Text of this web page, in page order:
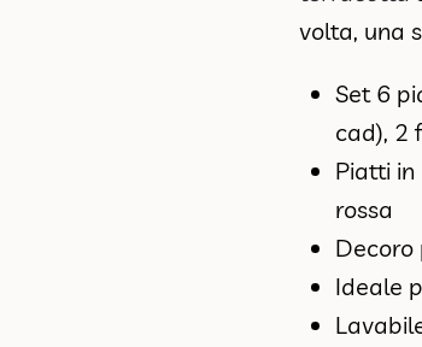
volta, una
Set 6
cad), 2
Piatti
rossa
Decoro
Ideale